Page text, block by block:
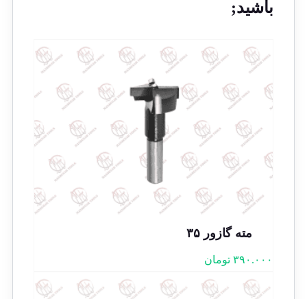
باشید;
مته گازور ۳۵
۳۹۰.۰۰۰ تومان